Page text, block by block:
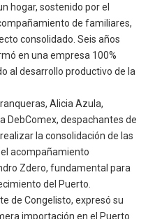
hogar, sostenido por el
de familiares,
consolidado. Seis años
en una empresa 100%
al desarrollo productivo de la
Alicia Azula,
DebComex, despachantes de
la consolidación de las
acompañamiento
Zdero, fundamental para
del Puerto.
de Congelisto, expresó su
importación en el Puerto